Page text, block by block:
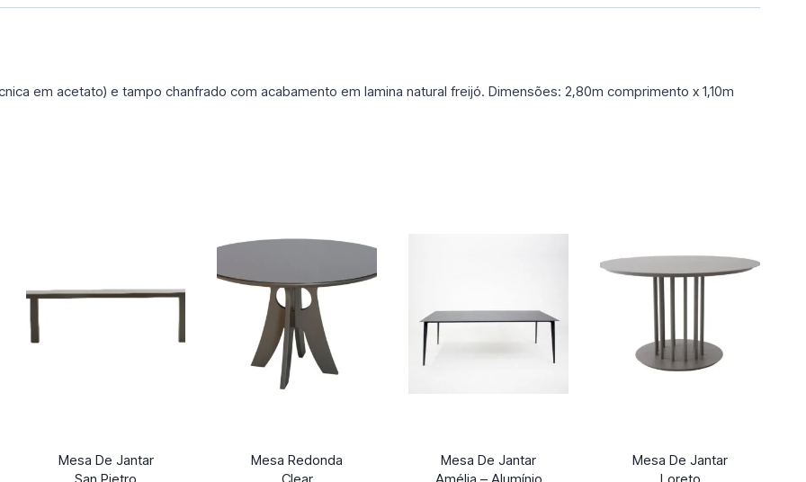
em acetato) e tampo chanfrado com acabamento em lamina natural freijó. Dimensões: 2,80m comprimento x 1,10m
Mesa De Jantar
Mesa Redonda
Mesa De Jantar
Mesa De Jantar